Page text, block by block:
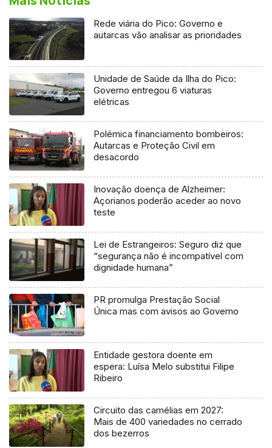
Rede viária do Pico: Governo e
autarcas vão analisar as prioridades
Unidade de Saúde da Ilha do Pico:
Governo entregou 6 viaturas
elétricas
Polémica financiamento bombeiros:
Autarcas e Proteção Civil em
desacordo
Inovação doença de Alzheimer:
Açorianos poderão aceder ao novo
teste
Lei de Estrangeiros: Seguro diz que
“segurança não é incompatível com
dignidade humana”
PR promulga Prestação Social
Única mas com avisos ao Governo
Entidade gestora doente em
espera: Luísa Melo substitui Filipe
Ribeiro
Circuito das camélias em 2027:
Mais de 400 variedades no cerrado
dos bezerros